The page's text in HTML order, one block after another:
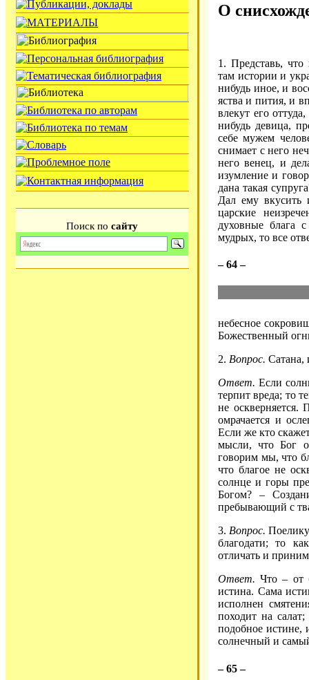
Поиск по сайту
О
1. Представь, что
там истории и
нибудь иное, и
яства и пития, и
влекут его
нибудь девица,
себе мужем
снимает с него
него венец, и
изумление и
дана такая
Дал ему вкусить
царские
духовные блага
мудрых, то все
– 64 –
небесное
Божественный
2. Вопрос. Сатана,
Ответ. Если
терпит вреда; то
не
омрачается и
Если же кто
мысли, что Бог
говорим мы, что
что благое не
солнце и горы
Богом? –
пребывающий с
3. Вопрос.
благодати; то
отличать и
Ответ. Что – от
истина. Сама
исполнен
походит на
подобное истине,
солнечный и
– 65 –